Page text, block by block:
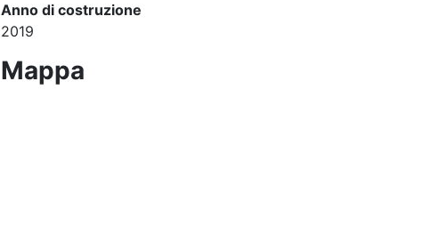
Anno di costruzione
2019
Mappa